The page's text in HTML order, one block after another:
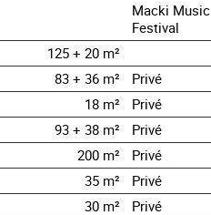
Macki Music
Festival
125 + 20 m²
83 + 36 m² Privé
18 m² Privé
93 + 38 m² Privé
200 m² Privé
35 m² Privé
30 m² Privé